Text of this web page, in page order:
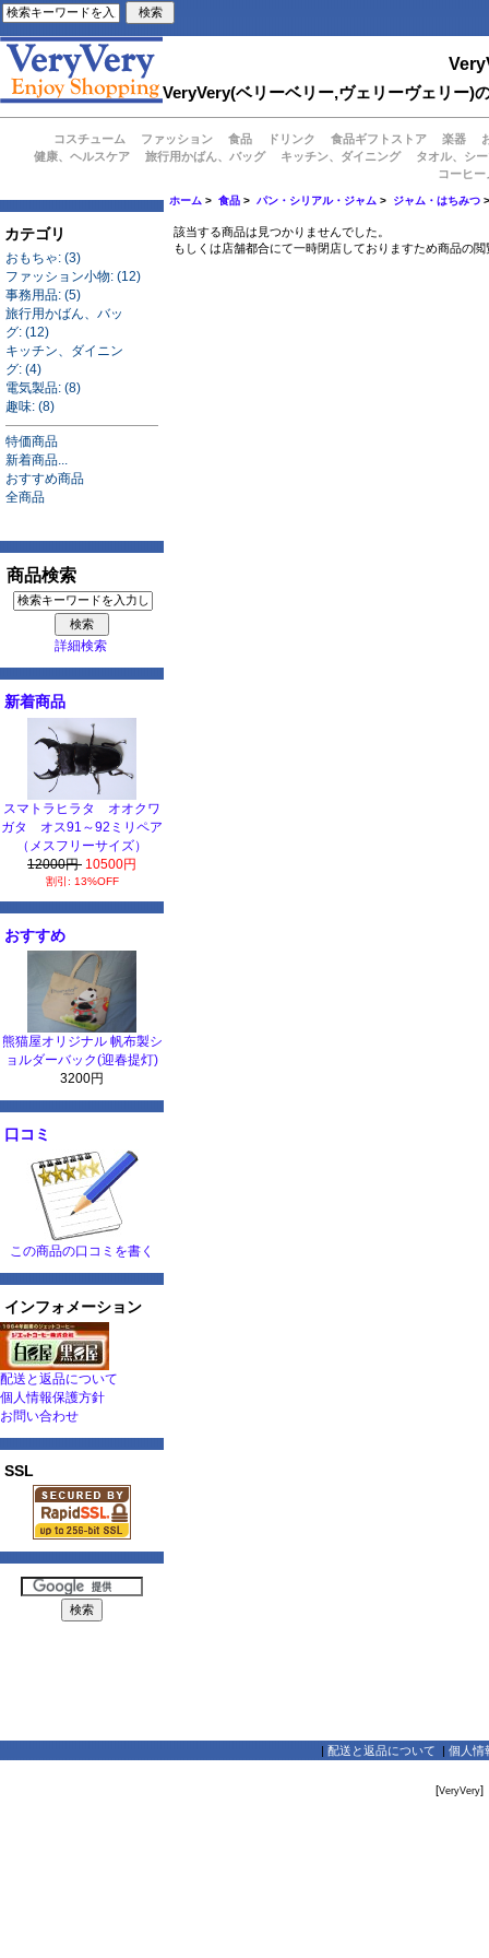
VeryVery(ベリーベリー,ヴェリーヴェリー)
コスチューム ファッション 食品 ドリンク 食品ギフトストア 楽器
健康、ヘルスケア
旅行用かばん、バッグ キッチン、ダイニング
タオル、シ
コーヒ
カテゴリ
おもちゃ: (3)
ファッション小物: (12)
事務用品: (5)
旅行用かばん、バッ
グ: (12)
キッチン、ダイニン
グ: (4)
電気製品: (8)
趣味: (8)
特価商品
新着商品...
おすすめ商品
全商品
商品検索
詳細検索
新着商品
スマトラヒラタ オオクワ
ガタ オス91～92ミリペア
（メスフリーサイズ）
12000円 10500円
割引: 13%OFF
おすすめ
熊猫屋オリジナル 帆布製シ
ョルダーバック(迎春提灯)
3200円
口コミ
この商品の口コミを書く
インフォメーション
配送と返品について
個人情報保護方針
お問い合わせ
SSL
ホーム >食品 >パン・シリアル・ジャム > ジャム・はちみつ
該当する商品は見つかりませんでした。
もしくは店舗都合にて一時閉店しておりますため商品の
| 配送と返品について | 個人情
[VeryVery]